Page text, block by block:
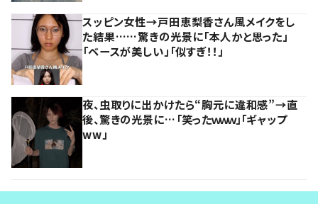
スッピン女性→戸田恵梨香さん風メイクをし
た結果……驚きの光景に「本人かと思った」
「ベースが美しい」「似すぎ！！」
夜、虫取りに出かけたら“胸元に違和感”→直
後、驚きの光景に…「笑ったｗｗｗ」「ギャップ
ww」